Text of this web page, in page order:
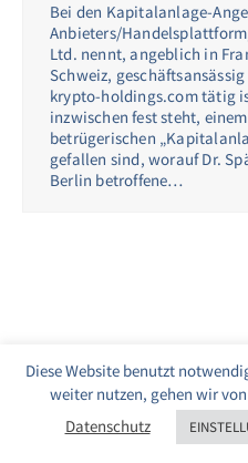
Bei den Kapitalanlage-
Anbieters/
Ltd. nennt, angeblich in
Schweiz,
krypto-holdings.com tätig
inzwischen fest steht,
betrügerischen
gefallen sind, worauf Dr.
Berlin betroffene…
Diese Website benutzt
weiter nutzen, gehen wir
Datenschutz